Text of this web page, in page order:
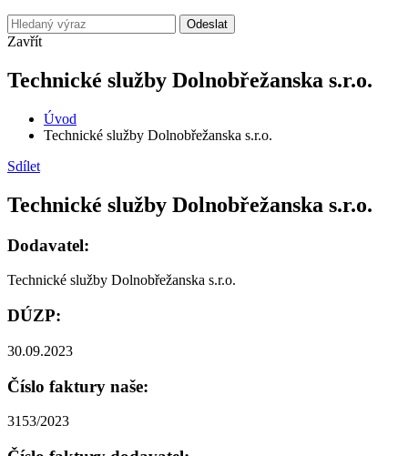
Odeslat
Zavřít
Technické služby Dolnobřežanska s.r.o.
Úvod
Technické služby Dolnobřežanska s.r.o.
Sdílet
Technické služby Dolnobřežanska s.r.o.
Dodavatel:
Technické služby Dolnobřežanska s.r.o.
DÚZP:
30.09.2023
Číslo faktury naše:
3153/2023